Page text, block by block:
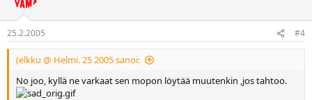
25.2.2005 #4
(elkku @ Helmi. 25 2005 sanoi:
No joo, kyllä ne varkaat sen mopon löytää muutenkin ,jos tahtoo.